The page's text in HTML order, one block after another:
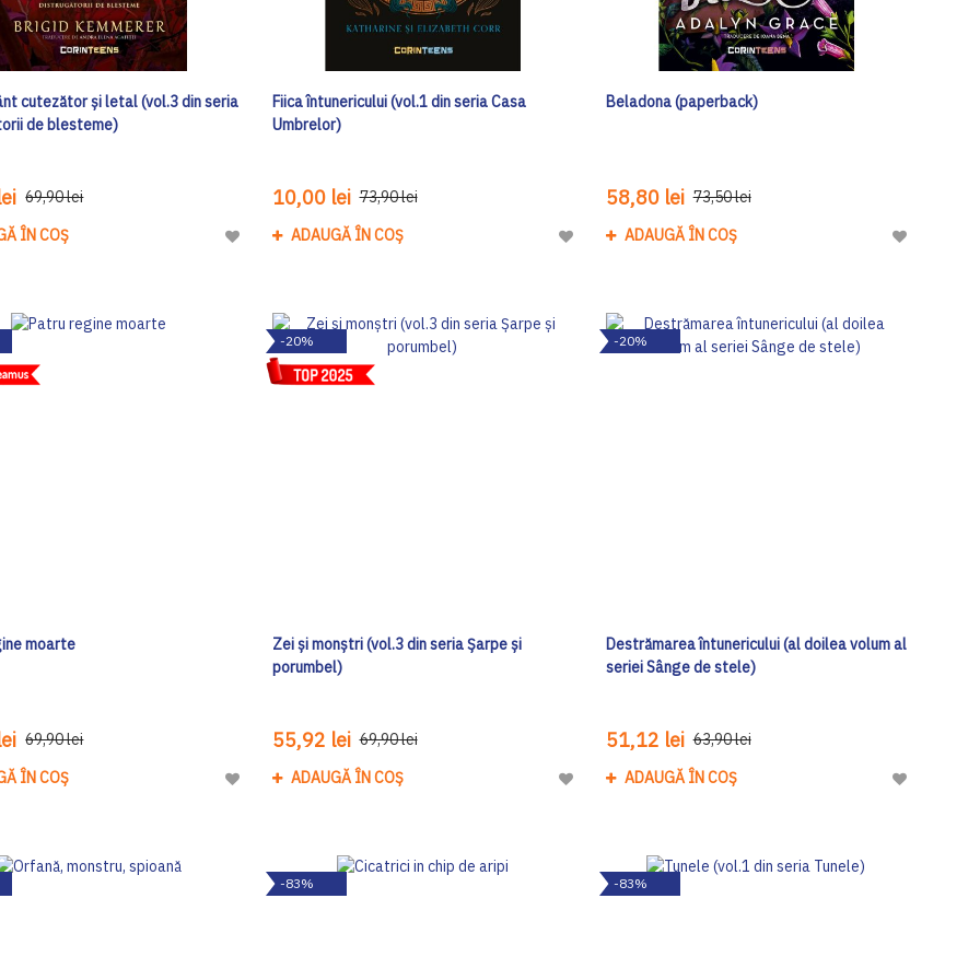
cutezător și letal (vol.3 din seria
de blesteme)
69,90 lei
ÎN COȘ
Adaugă
Dorinte
Fiica întunericului (vol.1 din seria Casa
Umbrelor)
10,00 lei 73,90 lei
ADAUGĂ ÎN COȘ
Adaugă
Dorinte
Beladona (paperback)
58,80 lei 73,50 lei
ADAUGĂ ÎN COȘ
Adaugă
moarte
69,90 lei
ÎN COȘ
Adaugă
Dorinte
-20%
Zei și monștri (vol.3 din seria Șarpe și
porumbel)
55,92 lei 69,90 lei
ADAUGĂ ÎN COȘ
Adaugă
Dorinte
-20%
Destrămarea întunericului (al doilea volum al
seriei Sânge de stele)
51,12 lei 63,90 lei
ADAUGĂ ÎN COȘ
Adaugă
-83% -83%